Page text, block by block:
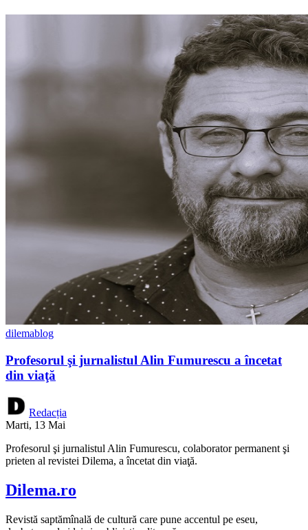
dilemablog
Profesorul şi jurnalistul Alin Fumurescu a încetat
din viaţă
Redacția
Marti, 13 Mai
Profesorul şi jurnalistul Alin Fumurescu, colaborator permanent şi
prieten al revistei Dilema, a încetat din viaţă.
Dilema.ro
Revistă saptămînală de cultură care pune accentul pe eseu,